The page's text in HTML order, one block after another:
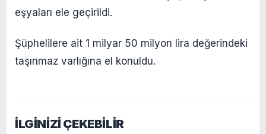
eşyaları ele geçirildi.
Şüphelilere ait 1 milyar 50 milyon lira değerindeki
taşınmaz varlığına el konuldu.
İLGİNİZİ ÇEKEBİLİR